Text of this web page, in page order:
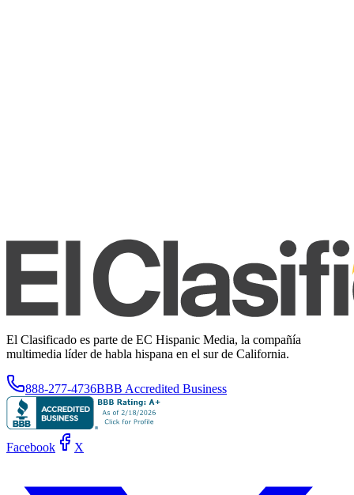
El Clasificado es parte de EC Hispanic Media, la compañía
multimedia líder de habla hispana en el sur de California.
888-277-4736BBB Accredited Business
Facebook X